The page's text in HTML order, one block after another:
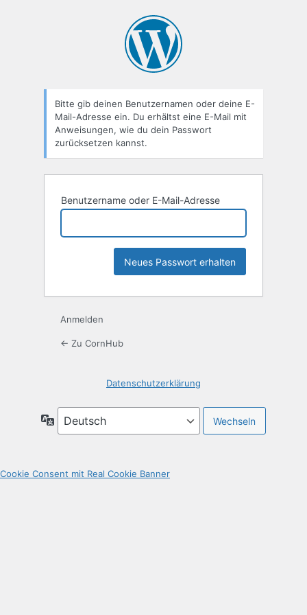
Bitte gib deinen Benutzernamen oder deine E-
Mail-Adresse ein. Du erhältst eine E-Mail mit
Anweisungen, wie du dein Passwort
zurücksetzen kannst.
Benutzername oder E-Mail-Adresse
Anmelden
← Zu CornHub
Datenschutzerklärung
Sprache
Cookie Consent mit Real Cookie Banner